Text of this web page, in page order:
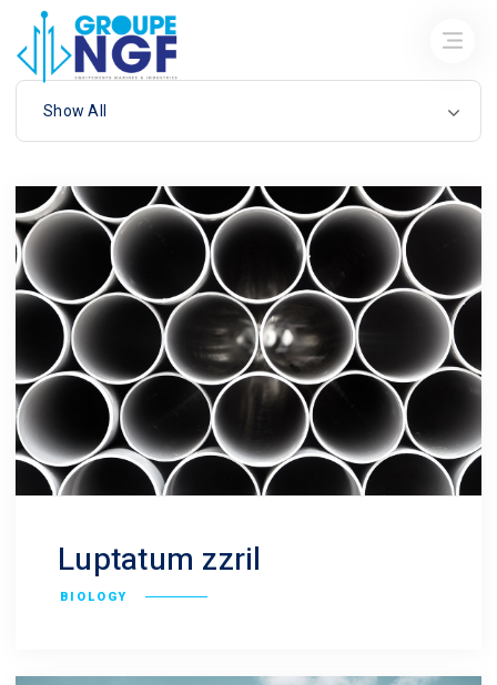
Luptatum zzril
BIOLOGY